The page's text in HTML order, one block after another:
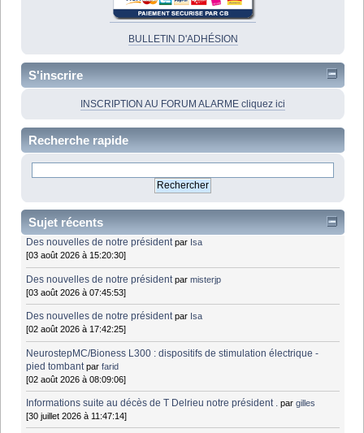
BULLETIN D'ADHÉSION
S'inscrire
INSCRIPTION AU FORUM ALARME cliquez ici
Recherche rapide
Sujet récents
Des nouvelles de notre président par Isa
[03 août 2026 à 15:20:30]
Des nouvelles de notre président parmisterjp
[03 août 2026 à 07:45:53]
Des nouvelles de notre président par Isa
[02 août 2026 à 17:42:25]
NeurostepMC/Bioness L300 : dispositifs de stimulation électrique -
pied tombant parfarid
[02 août 2026 à 08:09:06]
Informations suite au décès de T Delrieu notre président . pargilles
[30 juillet 2026 à 11:47:14]